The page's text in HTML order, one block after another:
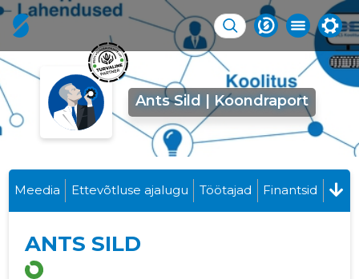
Ants Sild | Koondraport
Meedia Ettevõtluse ajalugu Töötajad Finantsid
ANTS SILD